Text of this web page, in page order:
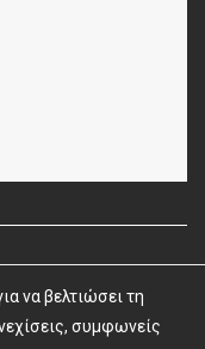
©2026 |
να βελτιώσει τη
συμφωνείς